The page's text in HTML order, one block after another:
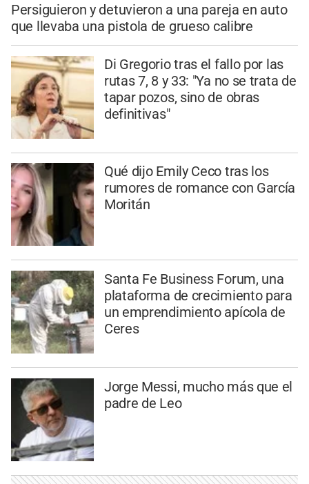
Persiguieron y detuvieron a una pareja en auto
que llevaba una pistola de grueso calibre
Di Gregorio tras el fallo por las
rutas 7, 8 y 33: "Ya no se trata de
tapar pozos, sino de obras
definitivas"
Qué dijo Emily Ceco tras los
rumores de romance con García
Moritán
Santa Fe Business Forum, una
plataforma de crecimiento para
un emprendimiento apícola de
Ceres
Jorge Messi, mucho más que el
padre de Leo